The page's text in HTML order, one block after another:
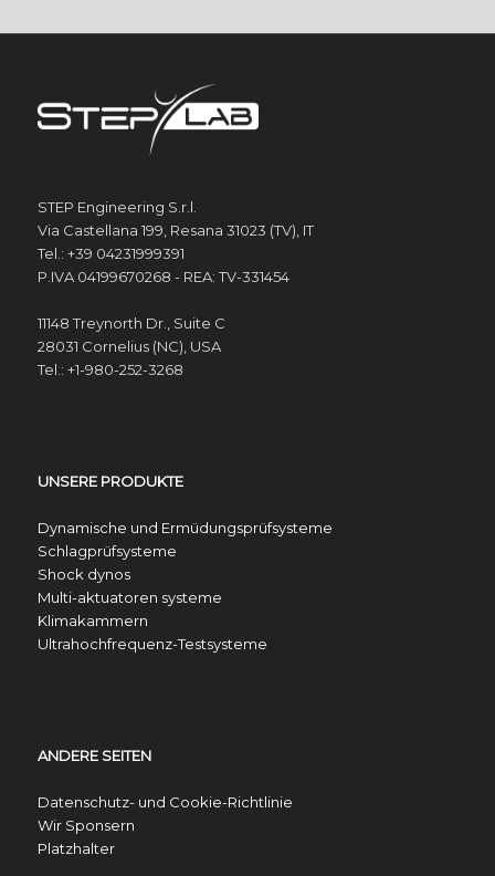
STEP Engineering S.r.l.
Via Castellana 199, Resana 31023 (TV), IT
Tel.: +39 04231999391
P.IVA 04199670268 - REA: TV-331454
11148 Treynorth Dr., Suite C
28031 Cornelius (NC), USA
Tel.: +1-980-252-3268
UNSERE PRODUKTE
Dynamische und Ermüdungsprüfsysteme
Schlagprüfsysteme
Shock dynos
Multi-aktuatoren systeme
Klimakammern
Ultrahochfrequenz-Testsysteme
ANDERE SEITEN
Datenschutz- und Cookie-Richtlinie
Wir Sponsern
Platzhalter